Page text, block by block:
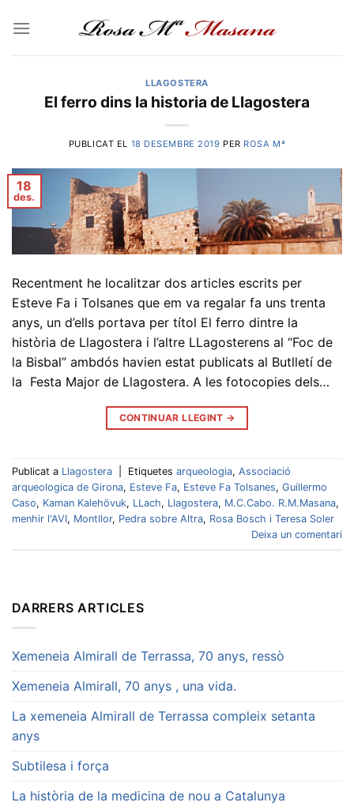
LLAGOSTERA
El ferro dins la historia de Llagostera
PUBLICAT EL 18 DESEMBRE 2019 PER ROSA Mª
18
des.
Recentment he localitzar dos articles escrits per
Esteve Fa i Tolsanes que em va regalar fa uns trenta
anys, un d’ells portava per títol El ferro dintre la
història de Llagostera i l’altre LLagosterens al “Foc de
la Bisbal” ambdós havien estat publicats al Butlletí de
la Festa Major de Llagostera. A les fotocopies dels…
CONTINUAR LLEGINT →
Publicat a Llagostera Etiquetes arqueologia, Associació
arqueologica de Girona, Esteve Fa, Esteve Fa Tolsanes, Guillermo
Caso, Kaman Kalehövuk, LLach, Llagostera, M.C.Cabo. R.M.Masana,
menhir l'AVI, Montllor, Pedra sobre Altra, Rosa Bosch i Teresa Soler
Deixa un comentari
DARRERS ARTICLES
Xemeneia Almirall de Terrassa, 70 anys, ressò
Xemeneia Almirall, 70 anys , una vida.
La xemeneia Almirall de Terrassa compleix setanta
anys
Subtilesa i força
La història de la medicina de nou a Catalunya